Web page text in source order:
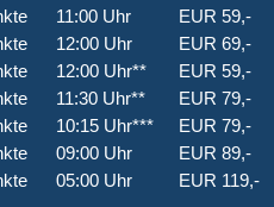
11:00 Uhr
EUR 59,-
12:00 Uhr
EUR 69,-
12:00 Uhr**
EUR 59,-
11:30 Uhr**
EUR 79,-
10:15 Uhr***
EUR 79,-
09:00 Uhr
EUR 89,-
05:00 Uhr EUR 119,-